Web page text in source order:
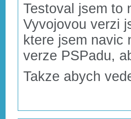
Testoval jsem to
Vyvojovou verzi
ktere jsem navic
verze PSPadu,
Takze abych